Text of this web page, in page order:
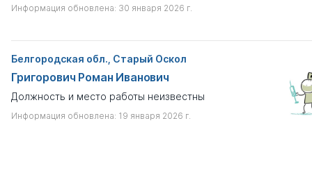
Информация обновлена: 30 января 2026 г.
Белгородская обл., Старый Оскол
Григорович Роман Иванович
Должность и место работы неизвестны
Информация обновлена: 19 января 2026 г.